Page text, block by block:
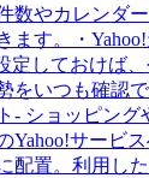
数やカレンダ
す。・Yahoo!
定しておけば
をいつも確認
- ショッピング
Yahoo!サービ
配置。利用し